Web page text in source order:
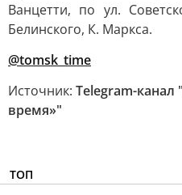
Ванцетти, по ул.
Белинского, К. Маркса.
@tomsk_time
Источник: Telegram-канал
время»"
ТОП